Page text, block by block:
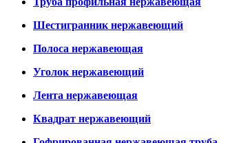
Шестигранник нержавеющий
Полоса нержавеющая
Уголок нержавеющий
Лента нержавеющая
Квадрат нержавеющий